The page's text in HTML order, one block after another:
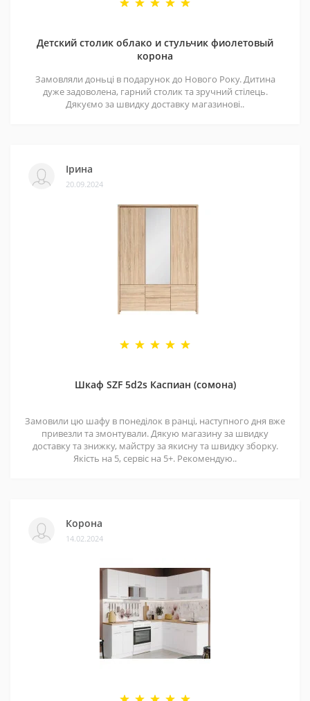
Детский столик облако и стульчик фиолетовый
корона
Замовляли доньці в подарунок до Нового Року. Дитина
дуже задоволена, гарний столик та зручний стілець.
Дякуємо за швидку доставку магазинові..
Ірина
20.09.2024
Шкаф SZF 5d2s Каспиан (сомона)
Замовили цю шафу в понеділок в ранці, наступного дня вже
привезли та змонтували. Дякую магазину за швидку
доставку та знижку, майстру за якисну та швидку зборку.
Якість на 5, сервіс на 5+. Рекомендую..
Корона
14.02.2024